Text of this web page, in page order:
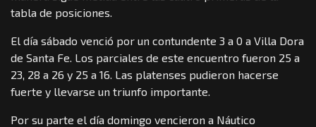
tabla de posiciones.
El día sábado venció por un contundente 3 a 0 a Villa Dora
de Santa Fe. Los parciales de este encuentro fueron 25 a
23, 28 a 26 y 25 a 16. Las platenses pudieron hacerse
fuerte y llevarse un triunfo importante.
Por su parte el día domingo vencieron a Náutico